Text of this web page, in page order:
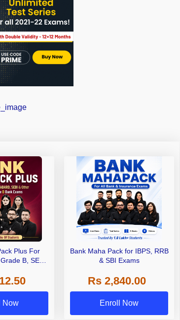
Plus For
B, SEBI
Grade B Bank
Now
Bank Maha Pack for IBPS, RRB
& SBI Exams
Rs 2,840.00
Enroll Now